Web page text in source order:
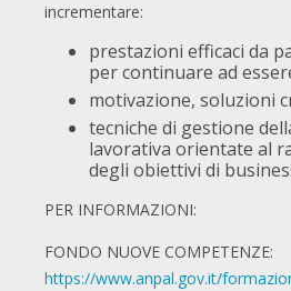
incrementare:
prestazioni efficaci da
per continuare ad
motivazione, soluzioni
tecniche di gestione
lavorativa orientate al
degli obiettivi di
PER INFORMAZIONI:
FONDO NUOVE COMPETENZE:
https://www.anpal.gov.it/